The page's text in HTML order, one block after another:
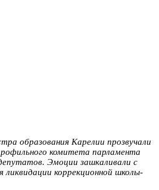
образования Карелии прозвучали
комитета парламента
Эмоции зашкаливали с
коррекционной школы-